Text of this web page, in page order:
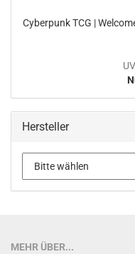
Cy­ber­punk TCG |
Hersteller
MEHR ÜBER...